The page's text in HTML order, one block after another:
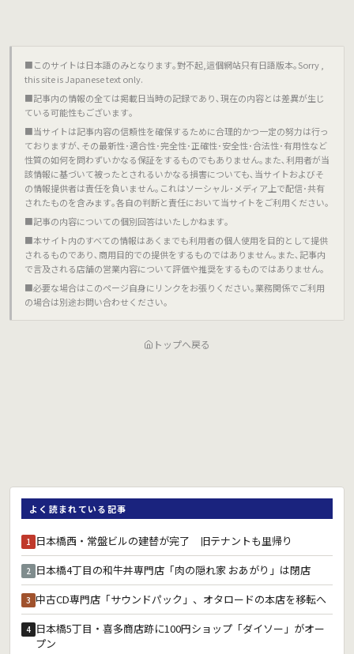
■このサイトは日本語のみとなります｡對不起,這個網站只有日語版本｡Sorry ,
this site is Japanese text only.
■記事内の情報の全ては掲載日当時の記録であり､現在の内容とは差異が生じ
ている可能性もございます｡
■当サイトは記事内容の信頼性を確保するために合理的かつ一定の努力は行っ
ておりますが､その最新性･適合性･完全性･正確性･安全性･合法性･有用性など
性質の如何を問わずいかなる保証をするものでもありません｡また､利用者が当
該情報に基づいて被ったとされるいかなる損害についても､当サイトおよびそ
の情報提供者は責任を負いません｡これはソーシャル･メディア上で配信･共有
されたものを含みます｡各自の判断と責任において当サイトをご利用ください｡
■記事の内容についての個別回答はいたしかねます｡
■本サイト内のすべての情報はあくまでも利用者の個人使用を目的として提供
されるものであり､商用目的での提供をするものではありません｡また､記事内
で言及される店舗の営業内容について評価や推奨をするものではありません｡
■必要な場合はこのページ自身にリンクをお張りください｡業務関係でご利用
の場合は別途お問い合わせください｡
トップへ戻る
よく読まれている記事
1 日本橋西・常盤ビルの建替が完了 旧テナントも里帰り
2 日本橋4丁目の和牛丼専門店「肉の隠れ家 おあがり」は閉店
3 中古CD専門店「サウンドパック」、オタロードの本店を移転へ
4 日本橋5丁目・喜多商店跡に100円ショップ「ダイソー」がオー
プン